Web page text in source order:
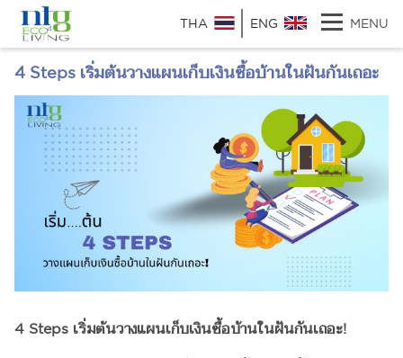
THA ENG MENU
4 Steps เริ่มต้นวางแผนเก็บเงินซื้อบ้านในฝันกันเถอะ
4 Steps เริ่มต้นวางแผนเก็บเงินซื้อบ้านในฝันกันเถอะ!